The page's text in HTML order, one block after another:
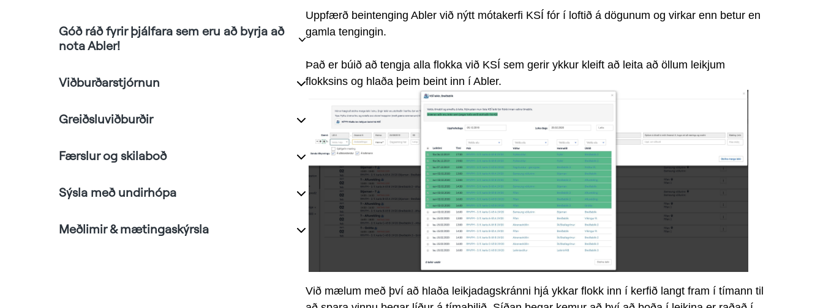
Góð ráð fyrir þjálfara sem eru að byrja að
nota Abler!
Viðburðarstjórnun
Greiðsluviðburðir
Færslur og skilaboð
Sýsla með undirhópa
Meðlimir & mætingaskýrsla
Uppfærð beintenging Abler við nýtt mótakerfi KSÍ fór í loftið á dögunum og virkar enn betur en
gamla tengingin.
Það er búið að tengja alla flokka við KSÍ sem gerir ykkur kleift að leita að öllum leikjum
flokksins og hlaða þeim beint inn í Abler.
Við mælum með því að hlaða leikjadagskránni hjá ykkar flokk inn í kerfið langt fram í tímann til